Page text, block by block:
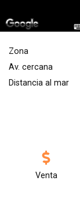
Venta
Zona
Av. cercana
Distancia al mar